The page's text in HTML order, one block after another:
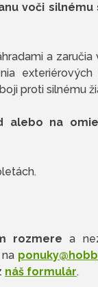
voči silnému
a
proti silnému
alebo na
rozmere a
náš formulár.